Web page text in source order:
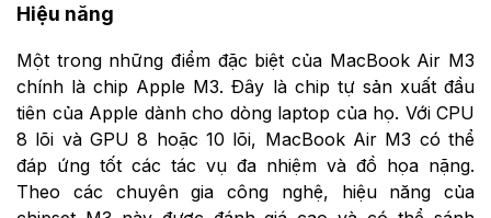
Hiệu năng
Một trong những điểm đặc biệt của MacBook Air M3
chính là chip Apple M3. Đây là chip tự sản xuất đầu
tiên của Apple dành cho dòng laptop của họ. Với CPU
8 lõi và GPU 8 hoặc 10 lõi, MacBook Air M3 có thể
đáp ứng tốt các tác vụ đa nhiệm và đồ họa nặng.
Theo các chuyên gia công nghệ, hiệu năng của